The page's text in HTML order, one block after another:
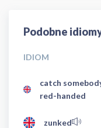
Podobne
IDIOM
catch
red-handed
zunked